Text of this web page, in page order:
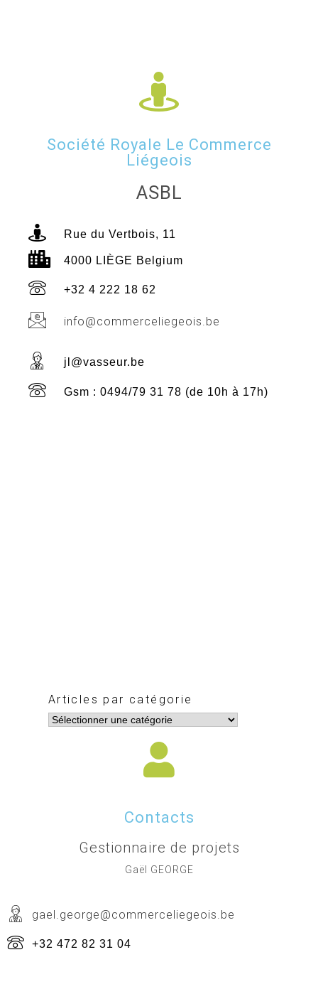
Société Royale Le Commerce
Liégeois
ASBL
Rue du Vertbois, 11
4000 LIÈGE Belgium
+32 4 222 18 62
info@commerceliegeois.be
jl@vasseur.be
Gsm : 0494/79 31 78 (de 10h à 17h)
Articles par catégorie
Contacts
Gestionnaire de projets
Gaël GEORGE
gael.george@commerceliegeois.be
+32 472 82 31 04